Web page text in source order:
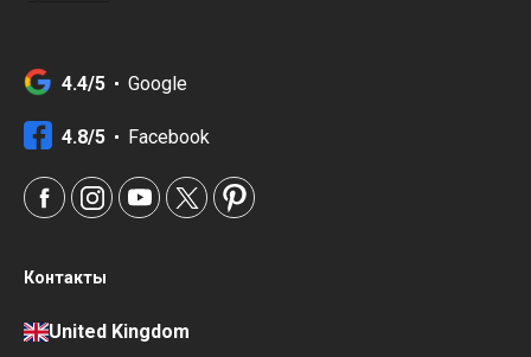
4.4/5 Google
4.8/5 Facebook
Контакты
United Kingdom